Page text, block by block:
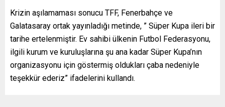
Krizin aşılamaması sonucu TFF, Fenerbahçe ve
Galatasaray ortak yayınladığı metinde, ” Süper Kupa ileri bir
tarihe ertelenmiştir. Ev sahibi ülkenin Futbol Federasyonu,
ilgili kurum ve kuruluşlarına şu ana kadar Süper Kupa’nın
organizasyonu için göstermiş oldukları çaba nedeniyle
teşekkür ederiz” ifadelerini kullandı.